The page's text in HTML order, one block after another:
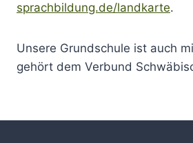
sprachbildung.de/landkarte.
Unsere Grundschule ist auch
gehört dem Verbund